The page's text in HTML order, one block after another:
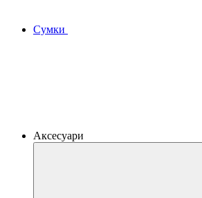
Сумки
Аксесуари